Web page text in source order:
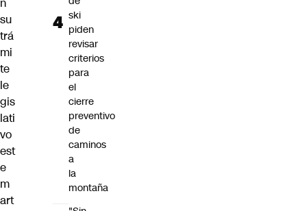
su
trá
mi
te
le
gis
lati
vo
est
e
m
art
ski
piden
revisar
criterios
para
el
cierre
preventivo
de
caminos
a
la
montaña